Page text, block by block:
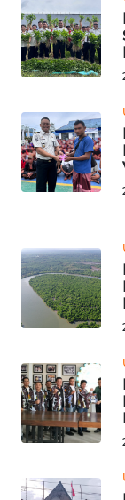
WN
JABAR
WN
BANTEN
WN
WN
KEPRI
WN
PAPUA
WN
PAPUA
BARAT
RIAU